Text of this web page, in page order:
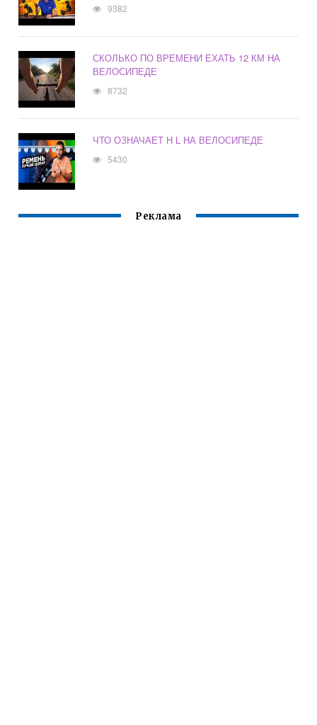
9382
СКОЛЬКО ПО ВРЕМЕНИ ЕХАТЬ 12 КМ НА
ВЕЛОСИПЕДЕ
8732
ЧТО ОЗНАЧАЕТ H L НА ВЕЛОСИПЕДЕ
5430
Реклама